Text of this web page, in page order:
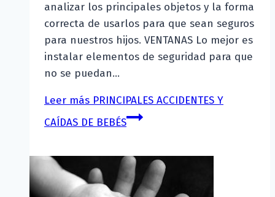
analizar los principales objetos y la forma
correcta de usarlos para que sean seguros
para nuestros hijos. VENTANAS Lo mejor es
instalar elementos de seguridad para que
no se puedan…
Leer más PRINCIPALES ACCIDENTES Y
CAÍDAS DE BEBÉS